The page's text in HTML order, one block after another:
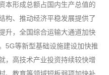
本形成总额占国内生产总值的
构、推动经济平稳发展提供了
升，全国综合运输大通道加快
5G等新型基础设施建设加快推
，高技术产业投资持续较快增